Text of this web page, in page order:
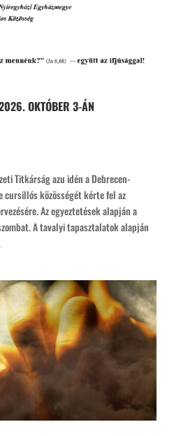
OKTÓBER 3-ÁN
Titkárság azu idén a Debrecen-
cursillós közösségét kérte fel az
Az egyeztetések alapján a
A tavalyi tapasztalatok alapján